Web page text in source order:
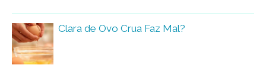
Clara de Ovo Crua Faz Mal?